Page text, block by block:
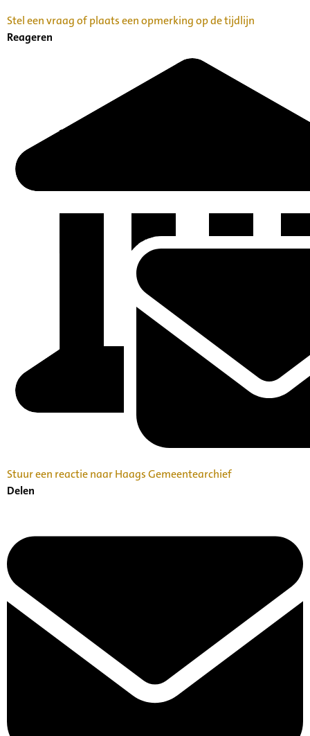
Stel een vraag of plaats een opmerking op de tijdlijn
Reageren
Stuur een reactie naar Haags Gemeentearchief
Delen